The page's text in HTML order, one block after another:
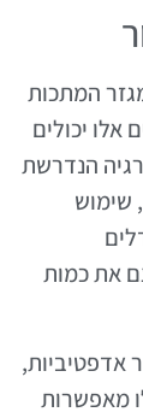
המתכות
אלו יכולים
הנדרשת
שימוש
את כמות
אדפטיביות,
מאפשרות